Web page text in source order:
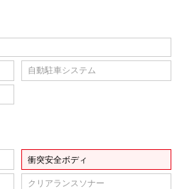
自動駐車システム
衝突安全ボディ
クリアランスソナー